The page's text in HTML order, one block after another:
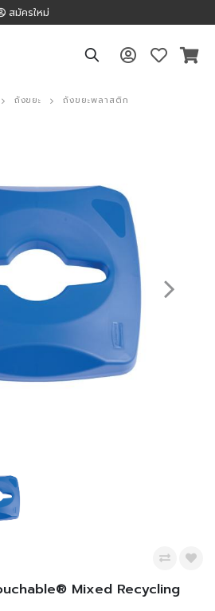
สมัครใหม่
ถังขยะ ถังขยะพลาสติก
Mixed Recycling